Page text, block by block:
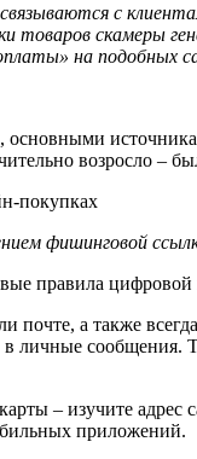
с
товаров скамеры
на подобных
возросло –
фишинговой
правила
а также
сообщения.
– изучите адрес
приложений.